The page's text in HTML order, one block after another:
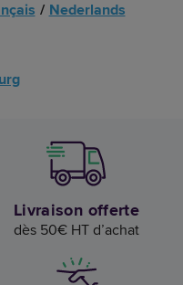
/ Nederlands
Livraison offerte
dès 50€ HT d’achat